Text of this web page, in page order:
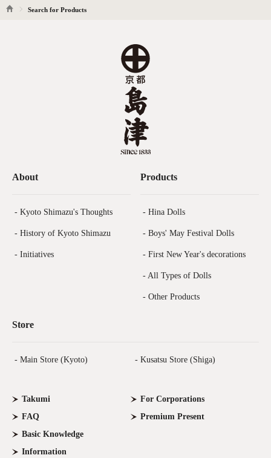
Search for Products
About
- Kyoto Shimazu's Thoughts
- History of Kyoto Shimazu
- Initiatives
Products
- Hina Dolls
- Boys' May Festival Dolls
- First New Year's decorations
- All Types of Dolls
- Other Products
Store
- Main Store (Kyoto) - Kusatsu Store (Shiga)
Takumi
FAQ
Basic Knowledge
Information
For Corporations
Premium Present